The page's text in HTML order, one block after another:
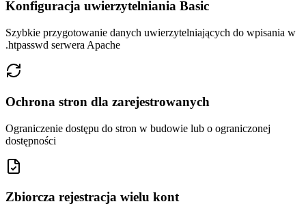
Konfiguracja uwierzytelniania Basic
Szybkie przygotowanie danych uwierzytelniających do wpisania w
.htpasswd serwera Apache
Ochrona stron dla zarejestrowanych
Ograniczenie dostępu do stron w budowie lub o ograniczonej
dostępności
Zbiorcza rejestracja wielu kont